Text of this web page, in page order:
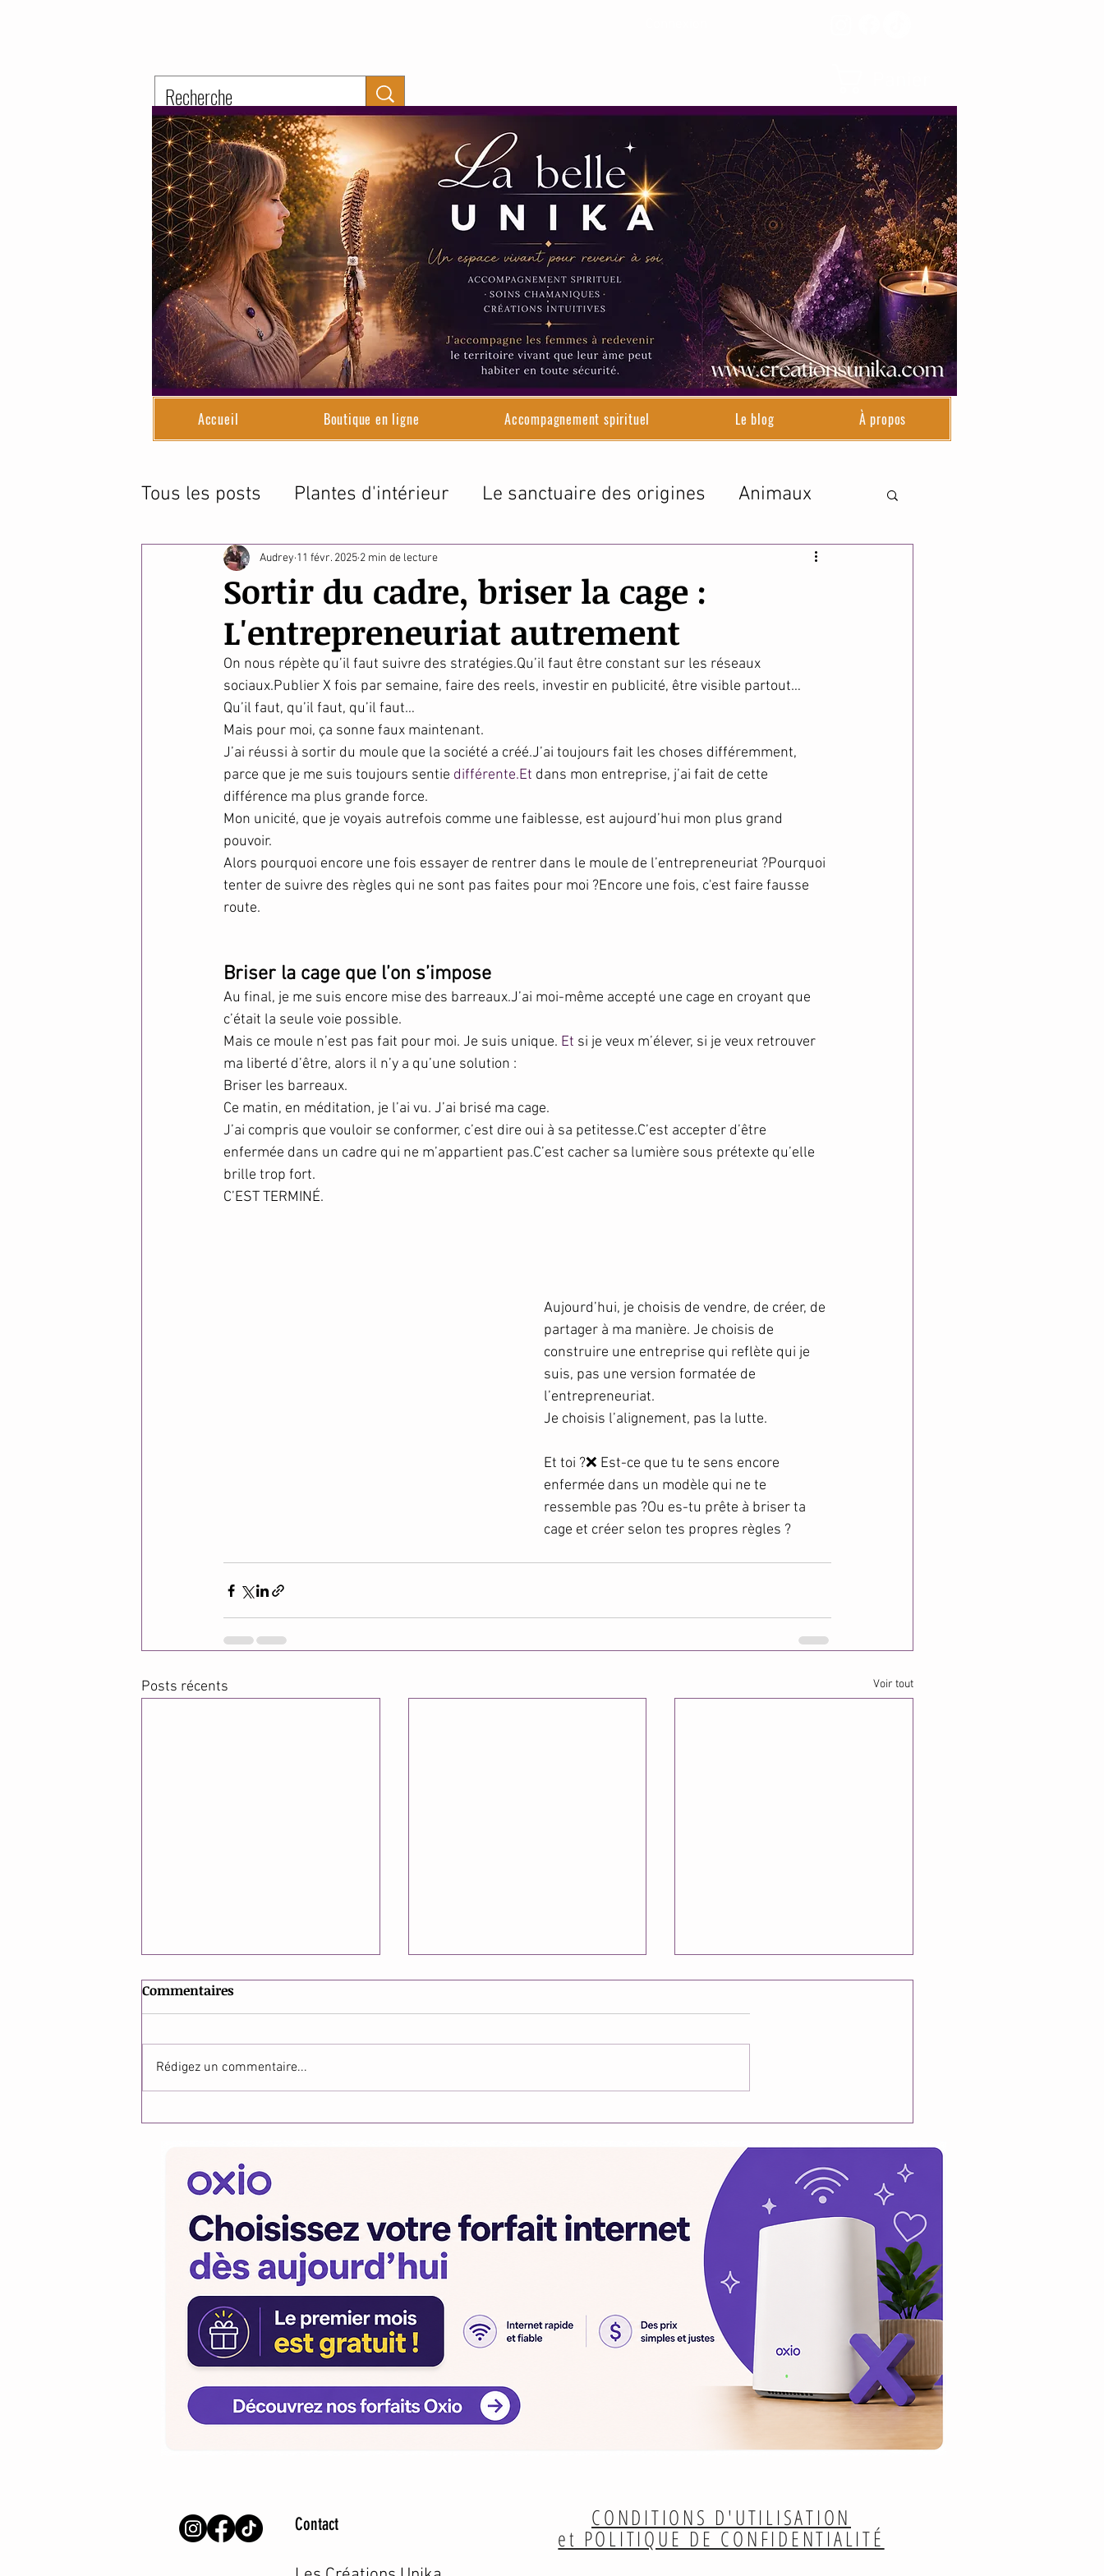
Accueil Boutique en ligne Accompagnement spirituel Le blog À propos
Tous les posts Plantes d'intérieur Le sanctuaire des origines Animaux
Magnétique Le temple d'Adélaïde
Sortir du cadre, briser la cage :
L'entrepreneuriat autrement
Audrey 11 févr. 2025 2 min de lecture
On nous répète qu’il faut suivre des stratégies.Qu’il faut être constant sur les réseaux
sociaux.Publier X fois par semaine, faire des reels, investir en publicité, être visible partout…
Qu’il faut, qu’il faut, qu’il faut…
Mais pour moi, ça sonne faux maintenant.
J’ai réussi à sortir du moule que la société a créé.J’ai toujours fait les choses différemment,
parce que je me suis toujours sentie différente.Et dans mon entreprise, j’ai fait de cette
différence ma plus grande force.
Mon unicité, que je voyais autrefois comme une faiblesse, est aujourd’hui mon plus grand
pouvoir.
Alors pourquoi encore une fois essayer de rentrer dans le moule de l’entrepreneuriat ?Pourquoi
tenter de suivre des règles qui ne sont pas faites pour moi ?Encore une fois, c'est faire fausse
route.
Briser la cage que l’on s’impose
Au final, je me suis encore mise des barreaux.J’ai moi-même accepté une cage en croyant que
c’était la seule voie possible.
Mais ce moule n’est pas fait pour moi. Je suis unique. Et si je veux m’élever, si je veux retrouver
ma liberté d’être, alors il n’y a qu’une solution :
Briser les barreaux.
Ce matin, en méditation, je l’ai vu. J’ai brisé ma cage.
J’ai compris que vouloir se conformer, c’est dire oui à sa petitesse.C’est accepter d’être
enfermée dans un cadre qui ne m’appartient pas.C’est cacher sa lumière sous prétexte qu’elle
brille trop fort.
C’EST TERMINÉ.
Aujourd’hui, je choisis de vendre, de créer, de
partager à ma manière. Je choisis de
construire une entreprise qui reflète qui je
suis, pas une version formatée de
l’entrepreneuriat.
Je choisis l’alignement, pas la lutte.
Et toi ?❌ Est-ce que tu te sens encore
enfermée dans un modèle qui ne te
ressemble pas ?Ou es-tu prête à briser ta
cage et créer selon tes propres règles ?
Posts récents Voir tout
Se couper les cheveux : et si
Refus d'incarnation : La
Ça ne fait aucun sens...
Je ressens énormément de
terminées. J'ai passé de
années. Je
Commentaires
Rédigez un commentaire...
CONDITIONS D'UTILISATION
et POLITIQUE DE CONFIDENTIALITÉ
Contact